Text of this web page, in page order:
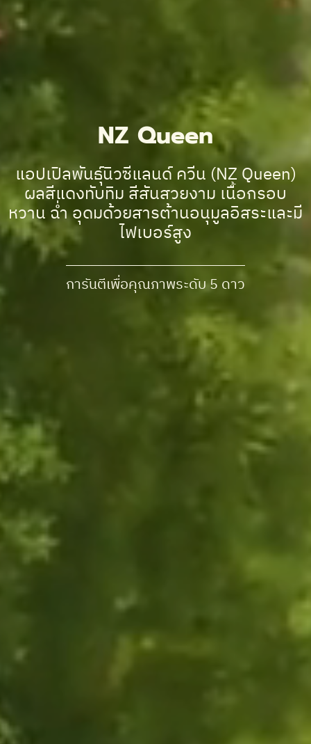
NZ Queen
แอปเปิลพันธุ์นิวซีแลนด์ ควีน (NZ Queen)
ผลสีแดงทับทิม สีสันสวยงาม เนื้อกรอบ
หวาน ฉ่ำ อุดมด้วยสารต้านอนุมูลอิสระและมี
ไฟเบอร์สูง
การันตีเพื่อคุณภาพระดับ 5 ดาว